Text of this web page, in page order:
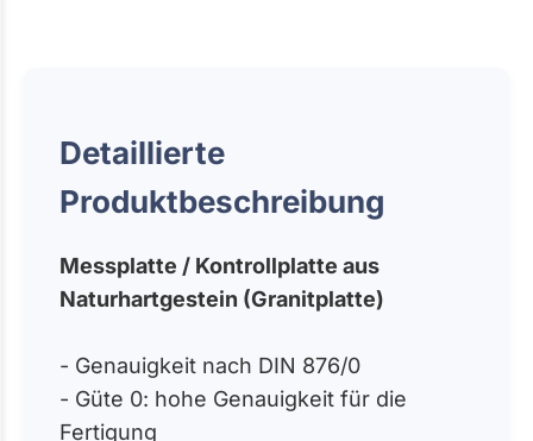
Detaillierte
Produktbeschreibung
Messplatte / Kontrollplatte aus
Naturhartgestein (Granitplatte)
- Genauigkeit nach DIN 876/0
- Güte 0: hohe Genauigkeit für die
Fertigung